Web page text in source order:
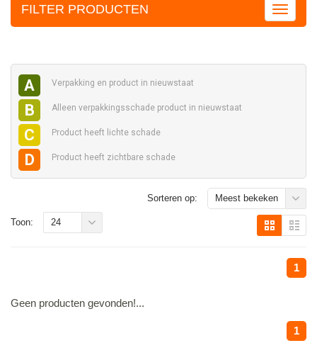
FILTER PRODUCTEN
A Verpakking en product in nieuwstaat
B Alleen verpakkingsschade product in nieuwstaat
C Product heeft lichte schade
D Product heeft zichtbare schade
Sorteren op: Meest bekeken
1
Toon: 24
Geen producten gevonden!...
1